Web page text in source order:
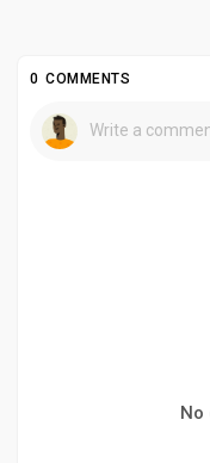
0 COMMENTS
No